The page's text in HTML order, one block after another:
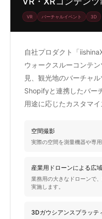
VR バーチャルイベント 3D
自社プロダクト「
ウォークスルーコンテ
見、観光地のバーチャ
Shopifyと連携したバー
用途に応じたカスタマイ
空間撮影
実際の空間を測量機器や専
産業用ドローンによる広
業務用の大きなドローンで
実施します。
3Dガウシアンスプラッテ